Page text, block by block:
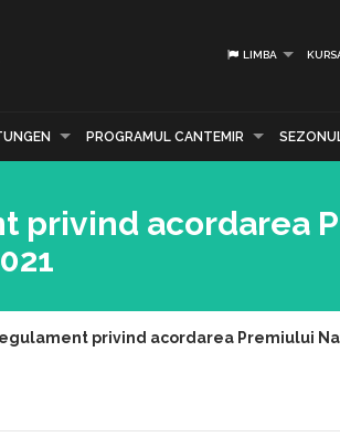
LIMBA
PROGRAMUL CANTEMIR
privind acordarea
privind acordarea Premiului